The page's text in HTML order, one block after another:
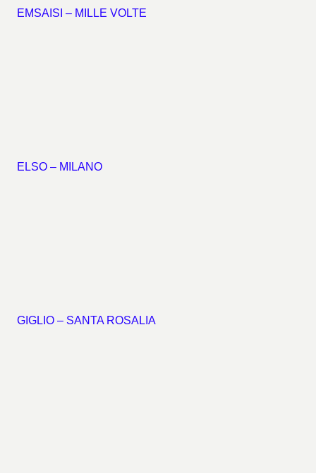
EMSAISI – MILLE VOLTE
ELSO – MILANO
GIGLIO – SANTA ROSALIA